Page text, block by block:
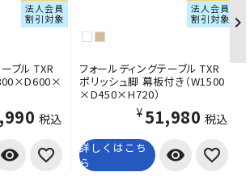
法人会員
割引対象
ブル TXR
税込
visibility
法人会員
割引対象
フォールディングテーブル TXR
ポリッシュ脚 幕板付き（W1500
×D450×H720）
¥51,980 税込
詳しくはこち
ら
visibility